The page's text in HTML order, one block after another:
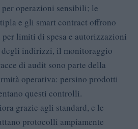
operazioni sensibili; le
e gli smart contract offrono
limiti di spesa e autorizzazioni
degli indirizzi, il monitoraggio
di audit sono parte della
operativa: persino prodotti
questi controlli.
grazie agli standard, e le
protocolli ampiamente